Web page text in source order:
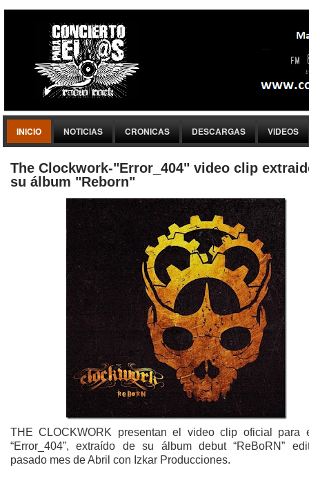
INICIO NOTICIAS CRONICAS DESCARGAS VIDEOS
The Clockwork-"Error_404" video clip
THE CLOCKWORK presentan el video clip oficial para
“Error_404”, extraído de su álbum debut “ReBoRN”
pasado mes de Abril con Izkar Producciones.